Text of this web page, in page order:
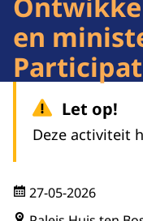
en
Let op!
Deze activiteit
27-05-2026